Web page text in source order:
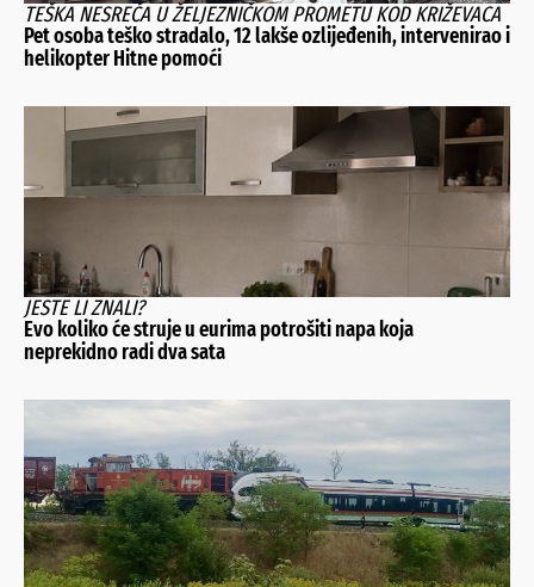
TEŠKA NESREĆA U ŽELJEZNIČKOM PROMETU KOD KRIŽEVACA
Pet osoba teško stradalo, 12 lakše ozlijeđenih, intervenirao i
helikopter Hitne pomoći
JESTE LI ZNALI?
Evo koliko će struje u eurima potrošiti napa koja
neprekidno radi dva sata